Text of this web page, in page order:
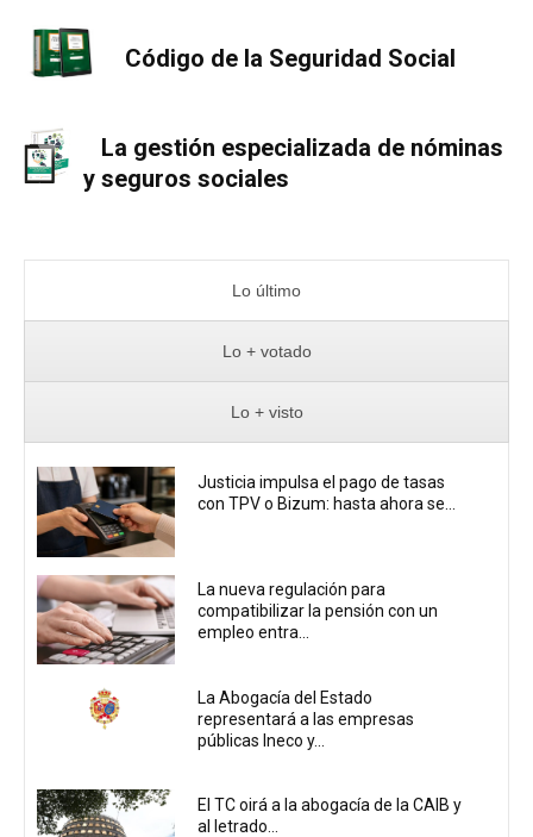
Código de la Seguridad Social
La gestión especializada de nóminas
y seguros sociales
Lo último
Lo + votado
Lo + visto
Justicia impulsa el pago de tasas
con TPV o Bizum: hasta ahora se...
La nueva regulación para
compatibilizar la pensión con un
empleo entra...
La Abogacía del Estado
representará a las empresas
públicas Ineco y...
El TC oirá a la abogacía de la CAIB y
al letrado...